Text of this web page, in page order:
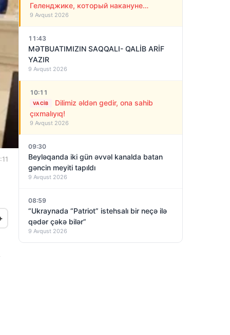
Геленджике, который накануне
обстреливал Украину ракетами
9 Avqust 2026
11:43
MƏTBUATIMIZIN SAQQALI- QALİB ARİF
YAZIR
9 Avqust 2026
10:11
VACIB
Dilimiz əldən gedir, ona sahib
çıxmalıyıq!
9 Avqust 2026
09:30
Beyləqanda iki gün əvvəl kanalda batan
gəncin meyiti tapıldı
9 Avqust 2026
08:59
“Ukraynada “Patriot” istehsalı bir neçə ilə
qədər çəkə bilər”
9 Avqust 2026